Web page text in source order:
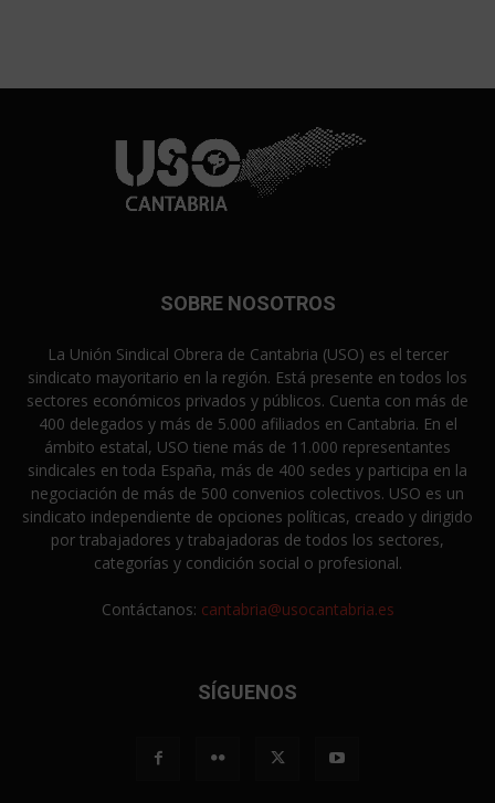
SOBRE NOSOTROS
La Unión Sindical Obrera de Cantabria (USO) es el tercer
sindicato mayoritario en la región. Está presente en todos los
sectores económicos privados y públicos. Cuenta con más de
400 delegados y más de 5.000 afiliados en Cantabria. En el
ámbito estatal, USO tiene más de 11.000 representantes
sindicales en toda España, más de 400 sedes y participa en la
negociación de más de 500 convenios colectivos. USO es un
sindicato independiente de opciones políticas, creado y dirigido
por trabajadores y trabajadoras de todos los sectores,
categorías y condición social o profesional.
Contáctanos: cantabria@usocantabria.es
SÍGUENOS